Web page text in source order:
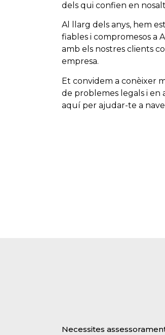
dels qui confien en
Al llarg dels anys, hem
fiables i compromesos a
amb els nostres clients
empresa.
Et convidem a conèixer
de problemes legals i en
aquí per ajudar-te a
Necessites